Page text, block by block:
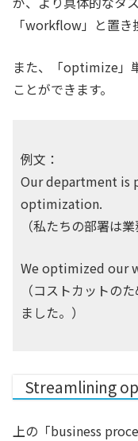
「workflow」と置き
また、「optimize」
ことができます。
例文：
Our department is
optimization.
（私たちの部署は
We optimized our
（コストカットの
ました。）
Streamlining
上の「business